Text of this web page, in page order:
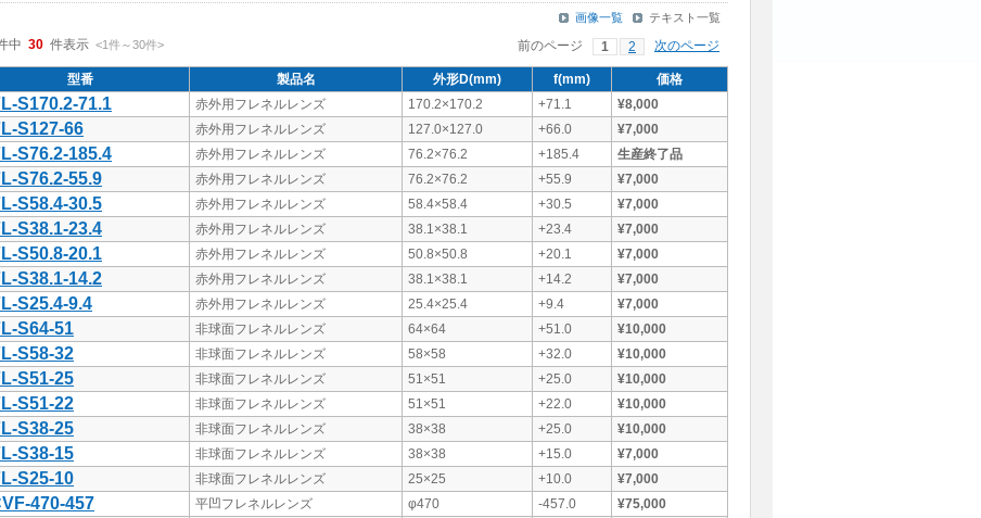
画像一覧 テキスト一覧
中 30 件表示 <1件～30件> 前のページ 1 2 次のページ
型番 製品名 外形D(mm) f(mm) 価格
S170.2-71.1 赤外用フレネルレンズ 170.2×170.2 +71.1 ¥8,000
S127-66 赤外用フレネルレンズ 127.0×127.0 +66.0 ¥7,000
S76.2-185.4 赤外用フレネルレンズ 76.2×76.2 +185.4 生産終了品
S76.2-55.9 赤外用フレネルレンズ 76.2×76.2 +55.9 ¥7,000
S58.4-30.5 赤外用フレネルレンズ 58.4×58.4 +30.5 ¥7,000
S38.1-23.4 赤外用フレネルレンズ 38.1×38.1 +23.4 ¥7,000
S50.8-20.1 赤外用フレネルレンズ 50.8×50.8 +20.1 ¥7,000
S38.1-14.2 赤外用フレネルレンズ 38.1×38.1 +14.2 ¥7,000
S25.4-9.4 赤外用フレネルレンズ 25.4×25.4 +9.4 ¥7,000
S64-51 非球面フレネルレンズ 64×64 +51.0 ¥10,000
S58-32 非球面フレネルレンズ 58×58 +32.0 ¥10,000
S51-25 非球面フレネルレンズ 51×51 +25.0 ¥10,000
S51-22 非球面フレネルレンズ 51×51 +22.0 ¥10,000
S38-25 非球面フレネルレンズ 38×38 +25.0 ¥10,000
S38-15 非球面フレネルレンズ 38×38 +15.0 ¥7,000
S25-10 非球面フレネルレンズ 25×25 +10.0 ¥7,000
470-457 平凹フレネルレンズ φ470 -457.0 ¥75,000